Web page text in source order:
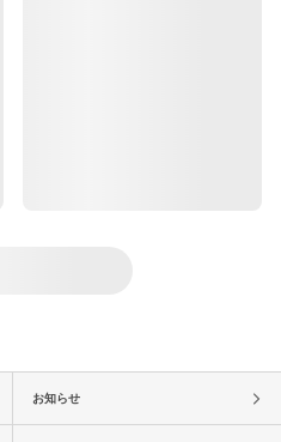
お知らせ